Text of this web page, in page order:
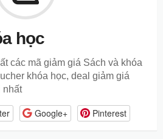
học
các mã giảm giá Sách và khóa
khóa học, deal giảm giá
nhất
Google+ Pinterest